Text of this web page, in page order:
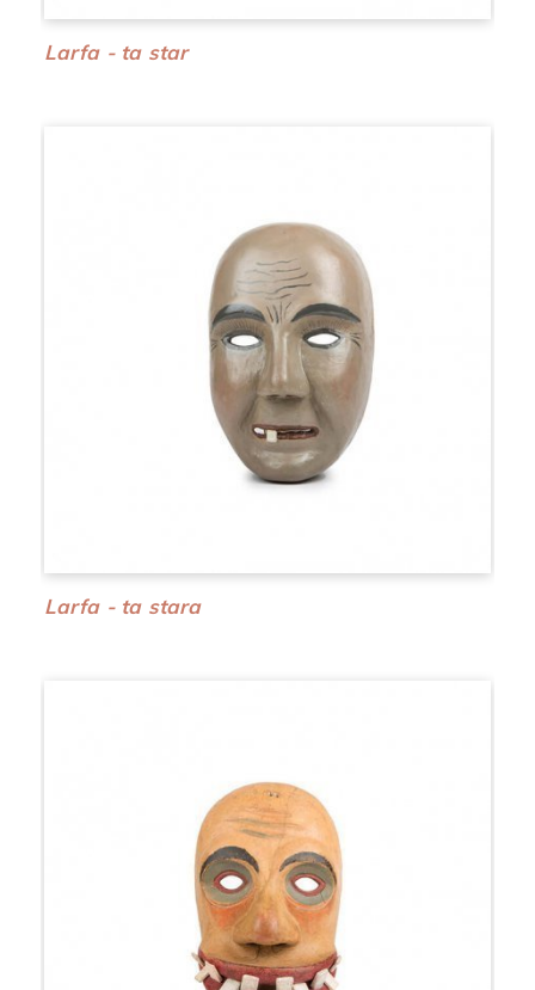
Larfa - ta star
Larfa - ta stara